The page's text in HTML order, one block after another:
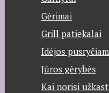
Gėrimai
Grill patiekalai
Idėjos
Jūros gėrybės
Kai norisi